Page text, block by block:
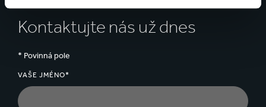
Kontaktujte nás už dnes
* Povinná pole
VAŠE JMÉNO*